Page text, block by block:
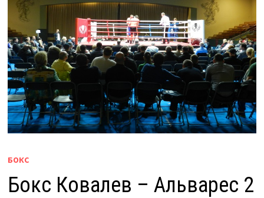
БОКС
Бокс Ковалев – Альварес 2